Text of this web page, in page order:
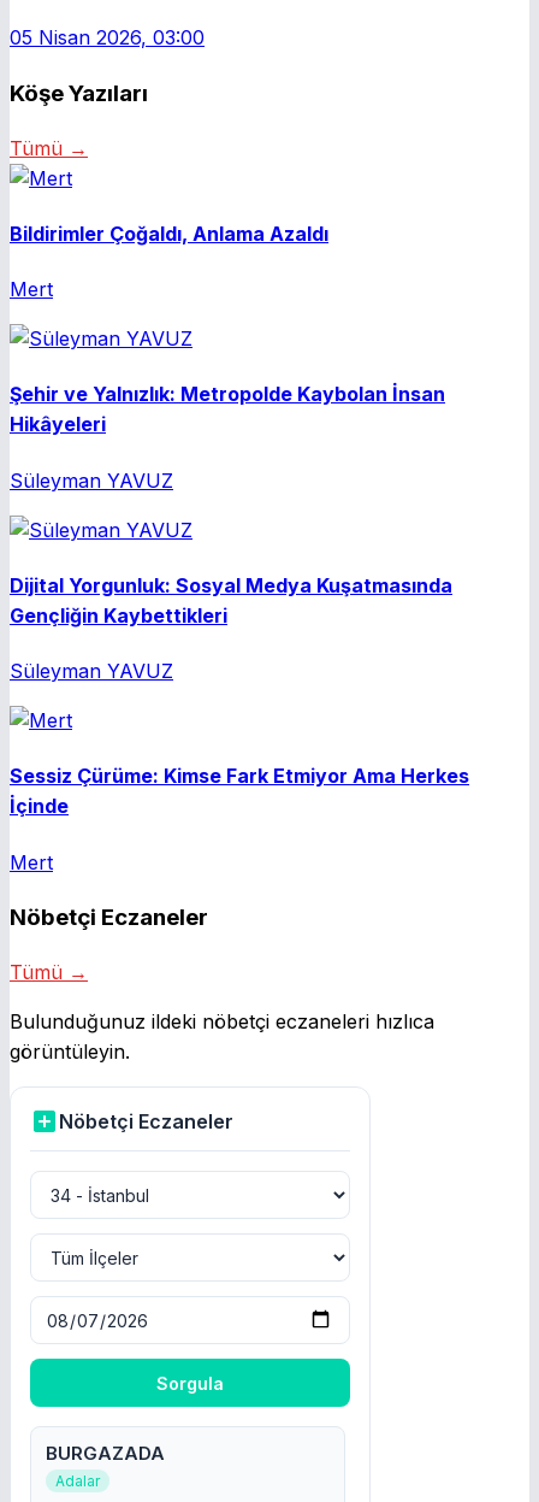
05 Nisan 2026, 03:00
Köşe Yazıları
Tümü →
Bildirimler Çoğaldı, Anlama Azaldı
Mert
Şehir ve Yalnızlık: Metropolde Kaybolan İnsan
Hikâyeleri
Süleyman YAVUZ
Dijital Yorgunluk: Sosyal Medya Kuşatmasında
Gençliğin Kaybettikleri
Süleyman YAVUZ
Sessiz Çürüme: Kimse Fark Etmiyor Ama Herkes
İçinde
Mert
Nöbetçi Eczaneler
Tümü →
Bulunduğunuz ildeki nöbetçi eczaneleri hızlıca
görüntüleyin.